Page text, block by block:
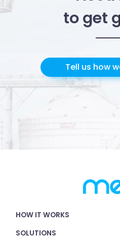
to get
Tell us how
HOW IT WORKS
SOLUTIONS